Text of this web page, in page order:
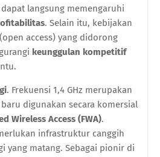
langsung memengaruhi
. Selain itu, kebijakan
access) yang didorong
keunggulan kompetitif
. Frekuensi 1,4 GHz merupakan
digunakan secara komersial
Wireless Access (FWA).
infrastruktur canggih
yang matang. Sebagai pionir di